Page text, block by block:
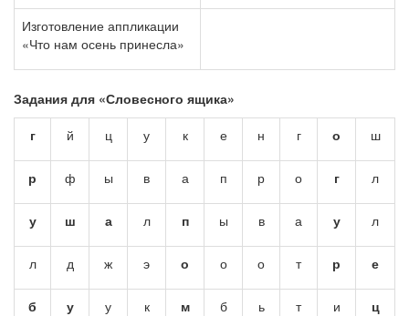
Изготовление аппликации
«Что нам осень принесла»
Задания для «Словесного ящика»
г
й ц у к е н г о ш
р ф ы в а п р о г л
у ш а л п ы в а у л
л д ж э о о о т р е
б у у к м б ь т и ц